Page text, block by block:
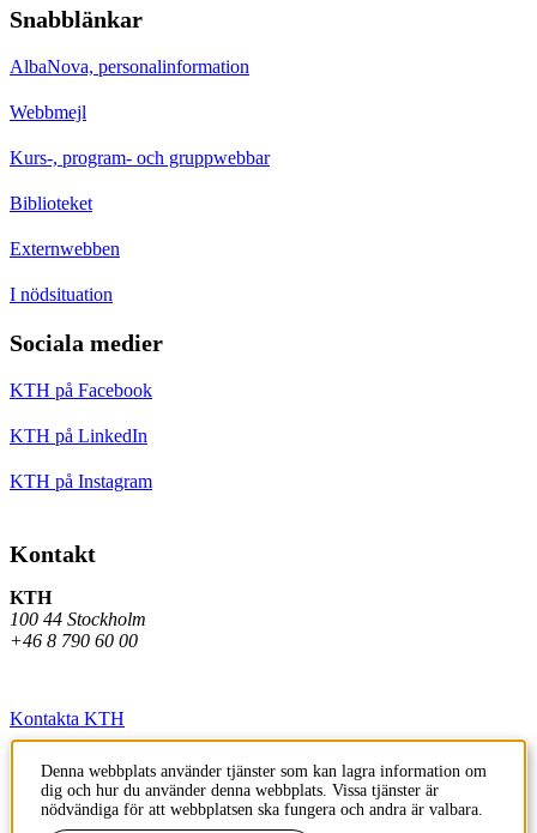
Snabblänkar
AlbaNova, personalinformation
Webbmejl
Kurs-, program- och gruppwebbar
Biblioteket
Externwebben
I nödsituation
Sociala medier
KTH på Facebook
KTH på LinkedIn
KTH på Instagram
Kontakt
KTH
100 44 Stockholm
+46 8 790 60 00
Kontakta KTH
Jobba på KTH
Press och media
Denna webbplats använder tjänster som kan lagra information om
dig och hur du använder denna webbplats. Vissa tjänster är
nödvändiga för att webbplatsen ska fungera och andra är valbara.